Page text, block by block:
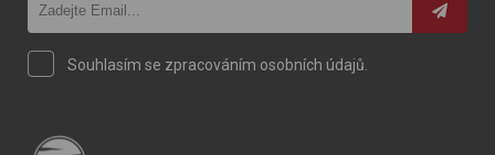
Souhlasím se zpracováním osobních údajů.